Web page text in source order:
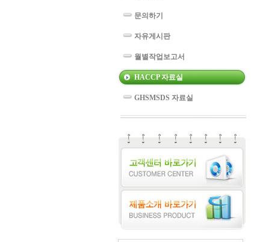
문의하기
자유게시판
월별작업보고서
HACCP 자료실
GHSMSDS 자료실